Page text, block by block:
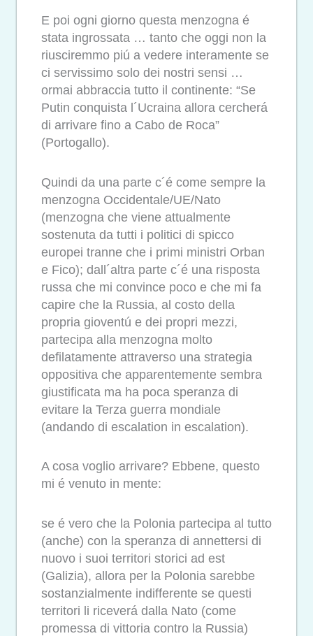
E poi ogni giorno questa menzogna é
stata ingrossata … tanto che oggi non la
riusciremmo piú a vedere interamente se
ci servissimo solo dei nostri sensi …
ormai abbraccia tutto il continente: “Se
Putin conquista l´Ucraina allora cercherá
di arrivare fino a Cabo de Roca”
(Portogallo).
Quindi da una parte c´é come sempre la
menzogna Occidentale/UE/Nato
(menzogna che viene attualmente
sostenuta da tutti i politici di spicco
europei tranne che i primi ministri Orban
e Fico); dall´altra parte c´é una risposta
russa che mi convince poco e che mi fa
capire che la Russia, al costo della
propria gioventú e dei propri mezzi,
partecipa alla menzogna molto
defilatamente attraverso una strategia
oppositiva che apparentemente sembra
giustificata ma ha poca speranza di
evitare la Terza guerra mondiale
(andando di escalation in escalation).
A cosa voglio arrivare? Ebbene, questo
mi é venuto in mente:
se é vero che la Polonia partecipa al tutto
(anche) con la speranza di annettersi di
nuovo i suoi territori storici ad est
(Galizia), allora per la Polonia sarebbe
sostanzialmente indifferente se questi
territori li riceverá dalla Nato (come
promessa di vittoria contro la Russia)